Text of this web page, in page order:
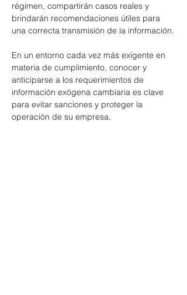
régimen, compartirán casos reales y
brindarán recomendaciones útiles para
una correcta transmisión de la información.
En un entorno cada vez más exigente en
materia de cumplimiento, conocer y
anticiparse a los requerimientos de
información exógena cambiaria es clave
para evitar sanciones y proteger la
operación de su empresa.